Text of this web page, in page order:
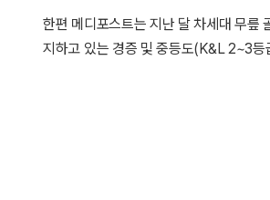
한편 메디포스트는 지난 달 차세대 무
지하고 있는 경증 및 중등도(K&L 2~3등